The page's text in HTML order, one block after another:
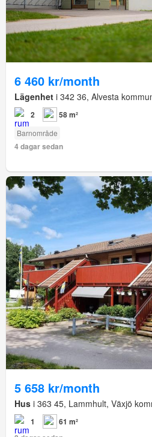
6 460 kr/month
Lägenhet i 342 36, Alvesta
2 58 m²
Barnområde
4 dagar sedan
5 658 kr/month
Hus i 363 45, Lammhult, Växjö
1
61 m²